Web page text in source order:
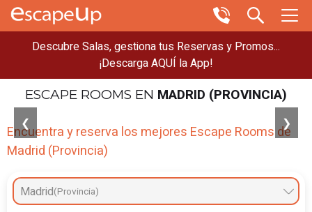
Descubre Salas, gestiona tus Reservas y Promos...
¡Descarga AQUÍ la App!
ESCAPE ROOMS EN MADRID (PROVINCIA)
❮ ❯
Encuentra y reserva los mejores Escape Rooms de
Madrid (Provincia)
Madrid(Provincia)